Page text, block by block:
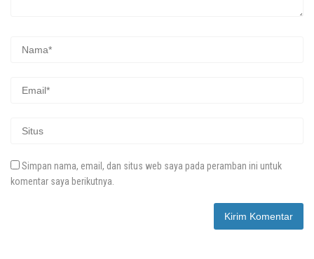
Simpan nama, email, dan situs web saya pada peramban ini untuk
komentar saya berikutnya.